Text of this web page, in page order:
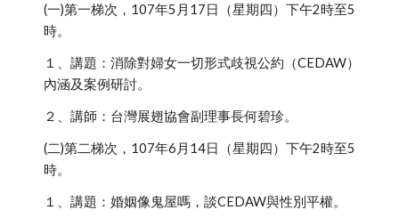
(一)第一梯次，107年5月17日（星期四）下午2時至5
時。
１、講題：消除對婦女一切形式歧視公約（CEDAW）
內涵及案例研討。
２、講師：台灣展翅協會副理事長何碧珍。
(二)第二梯次，107年6月14日（星期四）下午2時至5
時。
１、講題：婚姻像鬼屋嗎，談CEDAW與性別平權。